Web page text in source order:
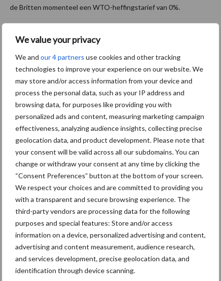
We value your privacy
We and our 4 partners use cookies and other tracking
technologies to improve your experience on our website. We
may store and/or access information from your device and
process the personal data, such as your IP address and
browsing data, for purposes like providing you with
personalized ads and content, measuring marketing campaign
effectiveness, analyzing audience insights, collecting precise
geolocation data, and product development. Please note that
your consent will be valid across all our subdomains. You can
change or withdraw your consent at any time by clicking the
“Consent Preferences” button at the bottom of your screen.
We respect your choices and are committed to providing you
with a transparent and secure browsing experience. The
third-party vendors are processing data for the following
purposes and special features: Store and/or access
information on a device, personalized advertising and content,
advertising and content measurement, audience research,
and services development, precise geolocation data, and
identification through device scanning.
de Britten momenteel een WTO-heffingstarief van 0%.
maatregelen bekendgemaakt die de schok van een wanordelijke
brexit moeten verzachten. De Europese Commissie lanceerde
een noodplan bestaande uit veertien tijdelijke noodmaatregelen
voor onder meer het bankwezen, het vliegverkeer, de
transportsector en de douane; bedoeld om ‘harde’ brexit een
‘zachte’ landing te geven. Normaliter spreekt de EU met niet-
lidstaten aparte wegvervoersrechten af. Britse vrachtwagens
mogen hun ladingen in Nederland tot 31 december 2019
afleveren, zonder dat er wegvervoersrechten zijn afgesproken.
Maar zij mogen niet doorrijden naar andere bestemmingen in de
EU om nieuwe ladingen op te halen.
Hulpmiddelen douane
De Nederlandse Douane merkt dat veel ondernemers nog niet
weten hoe zij hun voorbereidingen moeten aanpakken. Hiervoor
heeft de Douane een aantal hulpmiddelen ontwikkeld zoals de
Brexit Impact Scan,douane.nl/brexiten eenBrexit-toolkit.
Bron:ABN AMRO, 14-01-2019